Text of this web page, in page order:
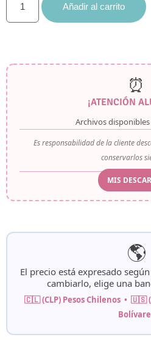
Añadir al carrito
⏰
¡ATENCIÓN
Archivos
Es responsabilidad de la cliente
conservarlos
MIS
🌎
El precio está expresado
cambiarlo, elige una
🇨🇱 (CLP) Pesos Chilenos • 🇺🇸